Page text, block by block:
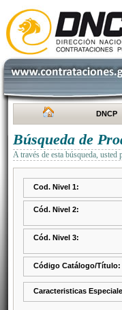
DNCP
Búsqueda de
A través de esta búsqueda,
Cod. Nivel 1:
Cód. Nivel 2:
Cód. Nivel 3:
Código Catálogo/Título:
Caracteristicas